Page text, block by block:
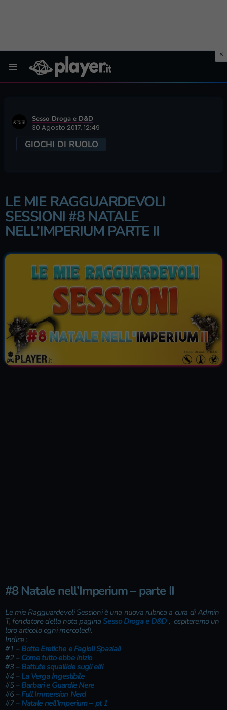
Sesso Droga e D&D
30 Agosto 2017, 12:49
GIOCHI DI RUOLO
LE MIE RAGGUARDEVOLI
SESSIONI #8 NATALE
NELL’IMPERIUM PARTE II
#8 Natale nell’Imperium – parte II
Le mie Ragguardevoli Sessioni è una nuova rubrica a cura di Admin
T, fondatore della nota paginaSesso Droga e D&D , ospiteremo un
loro articolo ogni mercoledì.
Indice :
#1 – Botte Eretiche e Fagioli Spaziali
#2 – Come tutto ebbe inizio
#3 – Battute squallide sugli elfi
#4 – La Verga Ingestibile
#5 – Barbari e Guardie Nere
#6 – Full Immersion Nerd
#7 – Natale nell’Imperium – pt 1